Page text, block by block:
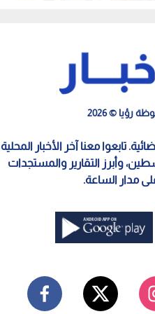
الحدودي
رؤيا © 2026
تابعوا معنا آخر الأخبار المحلية
وأبرز التقارير والمستجدات
مدار الساعة.